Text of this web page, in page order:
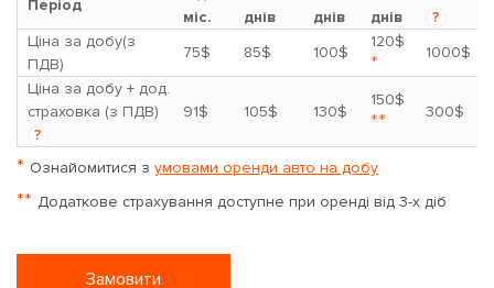
Період
міс.
днів
днів
днів
?
Ціна за добу(з
ПДВ)
75$ 85$ 100$
120$
*
1000$
Ціна за добу + дод.
страховка (з ПДВ)
?
91$ 105$ 130$
150$
** 300$
* Ознайомитися з умовами оренди авто на добу
** Додаткове страхування доступне при оренді від 3-х діб
Замовити